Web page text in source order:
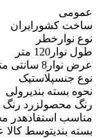
عمومی
ساخت کشور ایران
نوع نوار خطر
طول نوار 120 متر
عرض نوار 8 سانتی متر
نوع جنسپلاستیک
نحوه بسته بندیرولی
رنگ محصولزرد رنگ
مناسب استفادهدر
بسته بندیتوسط کالا